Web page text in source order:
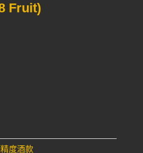
Fruit)
度酒款